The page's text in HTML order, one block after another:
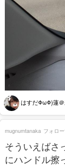
はすだΦωΦ)蓮＠
そういえばさ
にハンドル擦
mugnumtanaka フォロ